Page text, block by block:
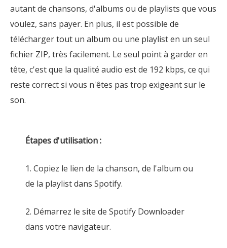
autant de chansons, d'albums ou de playlists que vous
voulez, sans payer. En plus, il est possible de
télécharger tout un album ou une playlist en un seul
fichier ZIP, très facilement. Le seul point à garder en
tête, c'est que la qualité audio est de 192 kbps, ce qui
reste correct si vous n'êtes pas trop exigeant sur le
son.
Étapes d'utilisation :
1. Copiez le lien de la chanson, de l'album ou
de la playlist dans Spotify.
2. Démarrez le site de Spotify Downloader
dans votre navigateur.